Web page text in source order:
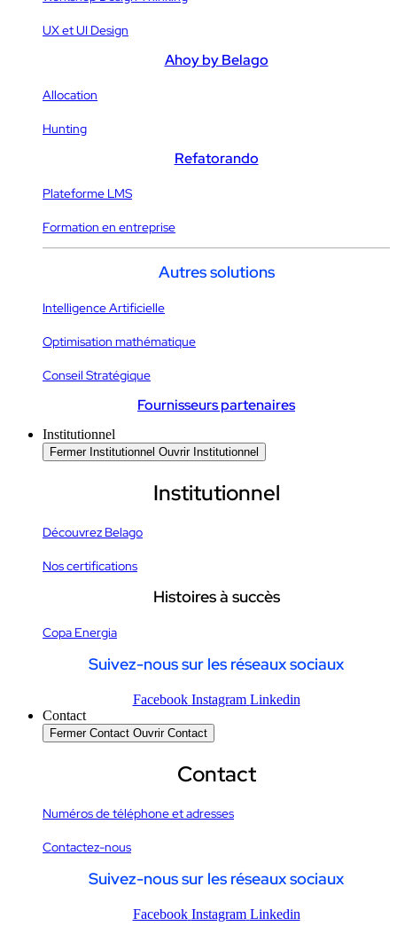
UX et UI Design
Ahoy by Belago
Allocation
Hunting
Refatorando
Plateforme LMS
Formation en entreprise
Autres solutions
Intelligence Artificielle
Optimisation mathématique
Conseil Stratégique
Fournisseurs partenaires
Institutionnel
Fermer Institutionnel Ouvrir Institutionnel
Institutionnel
Découvrez Belago
Nos certifications
Histoires à succès
Copa Energia
Suivez-nous sur les réseaux sociaux
Facebook Instagram Linkedin
Contact
Fermer Contact Ouvrir Contact
Contact
Numéros de téléphone et adresses
Contactez-nous
Suivez-nous sur les réseaux sociaux
Facebook Instagram Linkedin